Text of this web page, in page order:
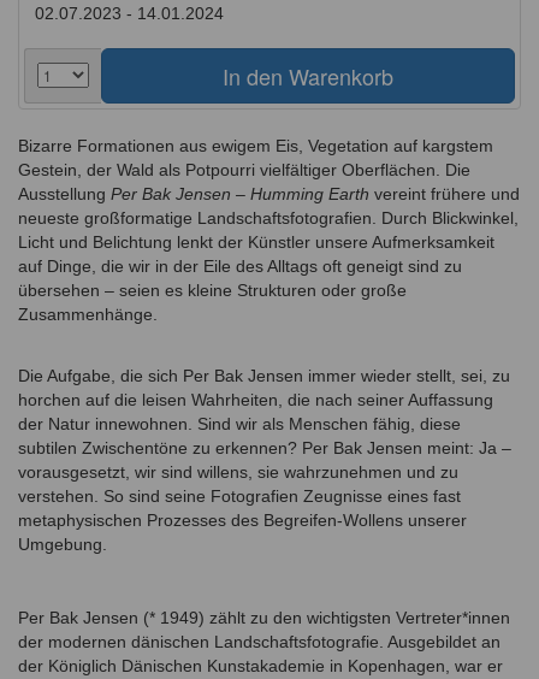
02.07.2023 - 14.01.2024
Bizarre Formationen aus ewigem Eis, Vegetation auf kargstem
Gestein, der Wald als Potpourri vielfältiger Oberflächen. Die
Ausstellung Per Bak Jensen – Humming Earth vereint frühere und
neueste großformatige Landschaftsfotografien. Durch Blickwinkel,
Licht und Belichtung lenkt der Künstler unsere Aufmerksamkeit
auf Dinge, die wir in der Eile des Alltags oft geneigt sind zu
übersehen – seien es kleine Strukturen oder große
Zusammenhänge.
Die Aufgabe, die sich Per Bak Jensen immer wieder stellt, sei, zu
horchen auf die leisen Wahrheiten, die nach seiner Auffassung
der Natur innewohnen. Sind wir als Menschen fähig, diese
subtilen Zwischentöne zu erkennen? Per Bak Jensen meint: Ja –
vorausgesetzt, wir sind willens, sie wahrzunehmen und zu
verstehen. So sind seine Fotografien Zeugnisse eines fast
metaphysischen Prozesses des Begreifen-Wollens unserer
Umgebung.
Per Bak Jensen (* 1949) zählt zu den wichtigsten Vertreter*innen
der modernen dänischen Landschaftsfotografie. Ausgebildet an
der Königlich Dänischen Kunstakademie in Kopenhagen, war er